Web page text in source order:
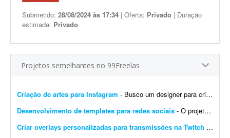
Submetido: 28/08/2024 às 17:34 | Oferta: Privado | Duração
estimada: Privado
Projetos semelhantes no 99Freelas
Criação de artes para Instagram - Busco um designer para criação de artes para o Instagram. O designer receberá um calendário editorial já pronto, com direcionamento de headlines, subheadlines e ...
Desenvolvimento de templates para redes sociais - O projeto consiste em: Dar continuidade a uma identidade visual já existente (logotipo, paleta e tipografia já estão prontos). Já possuem brand kit pronto e a demo da p...
Criar overlays personalizadas para transmissões na Twitch